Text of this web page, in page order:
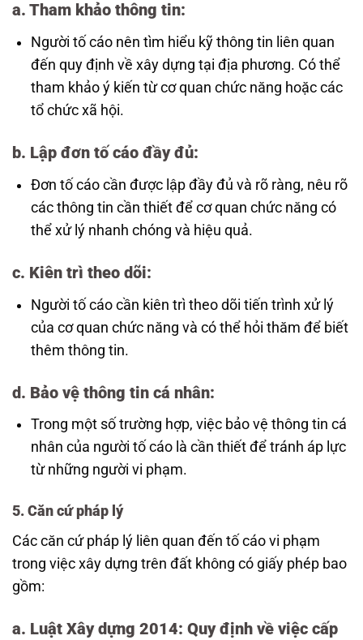
a. Tham khảo thông tin:
Người tố cáo nên tìm hiểu kỹ thông tin liên quan
đến quy định về xây dựng tại địa phương. Có thể
tham khảo ý kiến từ cơ quan chức năng hoặc các
tổ chức xã hội.
b. Lập đơn tố cáo đầy đủ:
Đơn tố cáo cần được lập đầy đủ và rõ ràng, nêu rõ
các thông tin cần thiết để cơ quan chức năng có
thể xử lý nhanh chóng và hiệu quả.
c. Kiên trì theo dõi:
Người tố cáo cần kiên trì theo dõi tiến trình xử lý
của cơ quan chức năng và có thể hỏi thăm để biết
thêm thông tin.
d. Bảo vệ thông tin cá nhân:
Trong một số trường hợp, việc bảo vệ thông tin cá
nhân của người tố cáo là cần thiết để tránh áp lực
từ những người vi phạm.
5. Căn cứ pháp lý
Các căn cứ pháp lý liên quan đến tố cáo vi phạm
trong việc xây dựng trên đất không có giấy phép bao
gồm:
a. Luật Xây dựng 2014: Quy định về việc cấp